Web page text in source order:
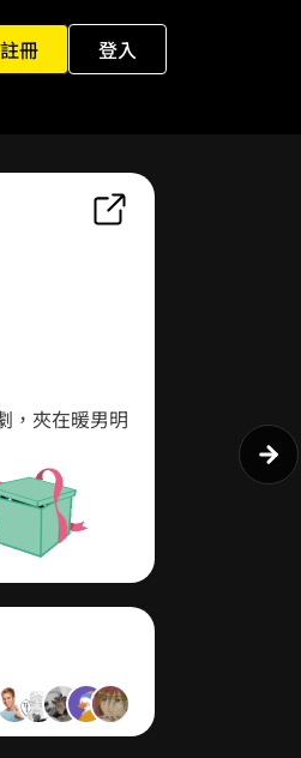
註冊
登入
，夾在暖男明
迎來意料中
會穿越到裡
右為男怎麼
有現象級暖男
容，人和人之